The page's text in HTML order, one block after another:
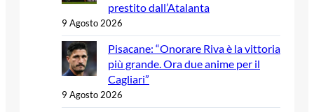
prestito dall’Atalanta
9 Agosto 2026
Pisacane: “Onorare Riva è la vittoria
più grande. Ora due anime per il
Cagliari”
9 Agosto 2026